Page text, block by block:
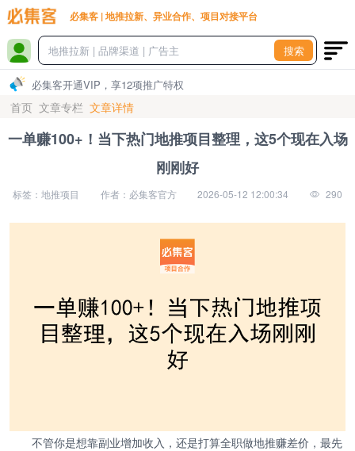
必集客 | 地推拉新、异业合作、项目对接平台
搜索
必集客开通VIP，享12项推广特权
首页 文章专栏 文章详情
一单赚100+！当下热门地推项目整理，这5个现在入场
刚刚好
标签：地推项目 作者：必集客官方 2026-05-12 12:00:34 290
不管你是想靠副业增加收入，还是打算全职做地推赚差价，最先